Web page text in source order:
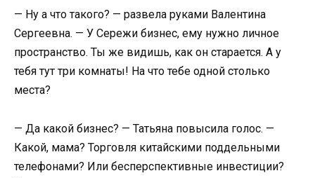
— Ну а что такого? — развела руками Валентина
Сергеевна. — У Сережи бизнес, ему нужно личное
пространство. Ты же видишь, как он старается. А у
тебя тут три комнаты! На что тебе одной столько
места?
— Да какой бизнес? — Татьяна повысила голос. —
Какой, мама? Торговля китайскими поддельными
телефонами? Или бесперспективные инвестиции?